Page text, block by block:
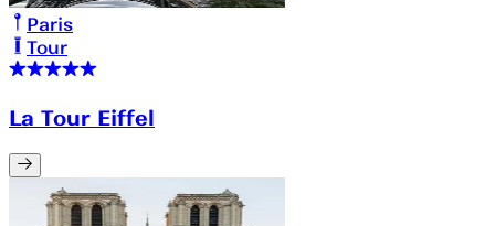
Paris
Tour
La Tour Eiffel